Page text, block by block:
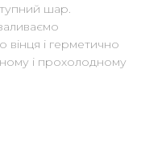
шар.
вінця і герметично
і прохолодному